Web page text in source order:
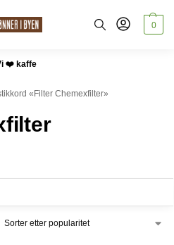
0
❤️ kaffe
«Filter Chemexfilter»